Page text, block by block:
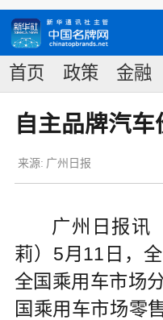
首页 政策 金融
自主品牌汽
来源: 广州日报
广州日报讯
莉）5月11日，
全国乘用车市场
国乘用车市场零